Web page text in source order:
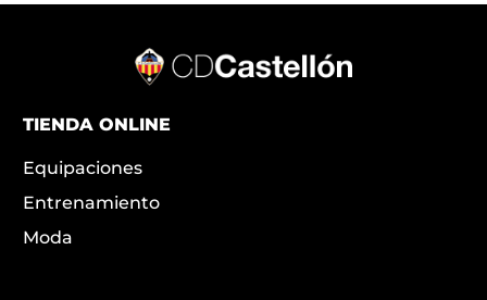
TIENDA ONLINE
Equipaciones
Entrenamiento
Moda